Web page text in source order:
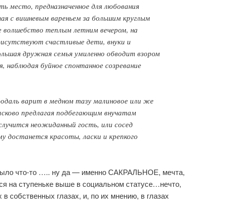
место, предназначенное для любования
с вишневым вареньем за большим круглым
теплым летним вечером, на
счастливые дети, внуки и
дружная семья умиленно обводит взором
наблюдая буйное спонтанное созревание
варит в медном тазу малиновое или же
предлагая подбегающим внучатам
неожиданный гость, или сосед
достанется красоты, ласки и крепкого
что-то ….. ну да — именно САКРАЛЬНОЕ, мечта,
на ступеньке выше в социальном статусе…нечто,
собственных глазах, и, по их мнению, в глазах